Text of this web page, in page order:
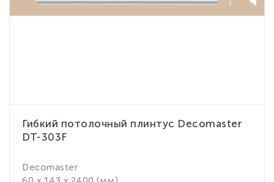
Гибкий потолочный плинтус Decomaster
DT-303F
Decomaster